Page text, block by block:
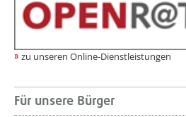
zu unseren Online-Dienstleistungen
Für unsere Bürger